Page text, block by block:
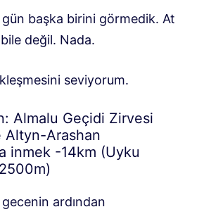
gün başka birini görmedik. At
değil. Nada.
seviyorum.
Almalu Geçidi Zirvesi
Altyn-Arashan
inmek -14km (Uyku
ardından